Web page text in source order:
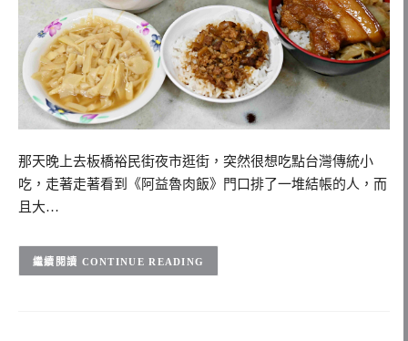
那天晚上去板橋裕民街夜市逛街，突然很想吃點台灣傳統小
吃，走著走著看到《阿益魯肉飯》門口排了一堆結帳的人，而
且大…
CONTINUE READING